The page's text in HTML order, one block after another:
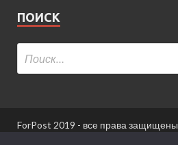
ПОИСК
ForPost 2019 - все права защищены